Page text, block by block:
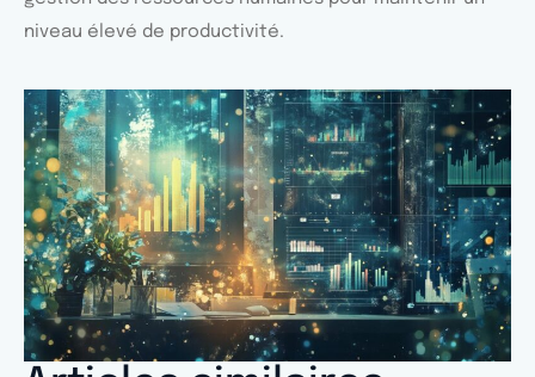
niveau élevé de productivité.